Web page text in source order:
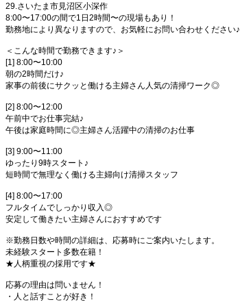
29.さいたま市見沼区小深作
8:00〜17:00の間で1日2時間〜の現場もあり！
勤務地により異なりますので、お気軽にお問い合わせください♪
＜こんな時間で勤務できます♪＞
[1] 8:00〜10:00
朝の2時間だけ♪
家事の前後にサクッと働ける主婦さん人気の清掃ワーク◎
[2] 8:00〜12:00
午前中でお仕事完結♪
午後は家庭時間に◎主婦さん活躍中の清掃のお仕事
[3] 9:00〜11:00
ゆったり9時スタート♪
短時間で無理なく働ける主婦向け清掃スタッフ
[4] 8:00〜17:00
フルタイムでしっかり収入◎
安定して働きたい主婦さんにおすすめです
※勤務日数や時間の詳細は、応募時にご案内いたします。
未経験スタート多数在籍！
★人柄重視の採用です★
応募の理由は問いません！
・人と話すことが好き！